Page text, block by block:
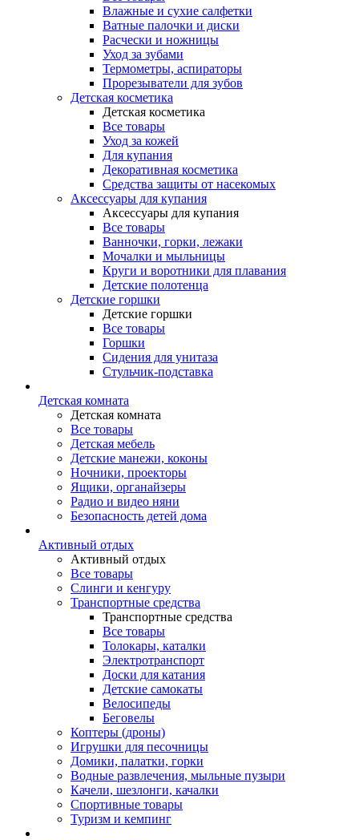
Влажные и сухие салфетки
Ватные палочки и диски
Расчески и ножницы
Уход за зубами
Термометры, аспираторы
Прорезыватели для зубов
Детская косметика
Детская косметика
Все товары
Уход за кожей
Для купания
Декоративная косметика
Средства защиты от насекомых
Аксессуары для купания
Аксессуары для купания
Все товары
Ванночки, горки, лежаки
Мочалки и мыльницы
Круги и воротники для плавания
Детские полотенца
Детские горшки
Детские горшки
Все товары
Горшки
Сидения для унитаза
Стульчик-подставка
Детская комната
Детская комната
Все товары
Детская мебель
Детские манежи, коконы
Ночники, проекторы
Ящики, органайзеры
Радио и видео няни
Безопасность детей дома
Активный отдых
Активный отдых
Все товары
Слинги и кенгуру
Транспортные средства
Транспортные средства
Все товары
Толокары, каталки
Электротранспорт
Доски для катания
Детские самокаты
Велосипеды
Беговелы
Коптеры (дроны)
Игрушки для песочницы
Домики, палатки, горки
Водные развлечения, мыльные пузыри
Качели, шезлонги, качалки
Спортивные товары
Туризм и кемпинг